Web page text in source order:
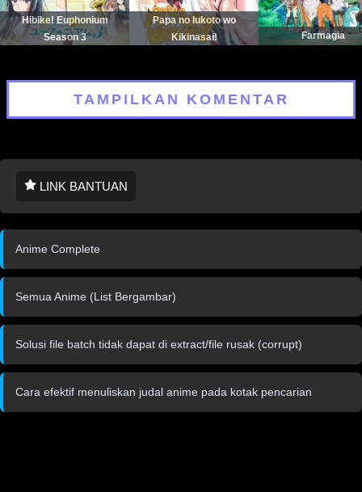
Hibike! Euphonium
Season 3
Papa no Iukoto wo
Kikinasai!
Farmagia
TAMPILKAN KOMENTAR
LINK BANTUAN
Anime Complete
Semua Anime (List Bergambar)
Solusi file batch tidak dapat di extract/file rusak (corrupt)
Cara efektif menuliskan judal anime pada kotak pencarian